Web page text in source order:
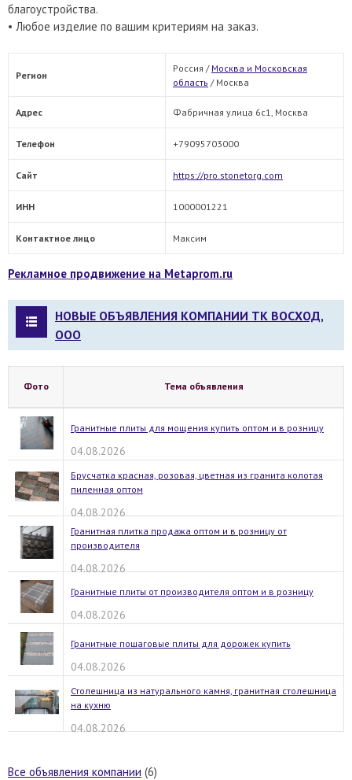
благоустройства.
• Любое изделие по вашим критериям на заказ.
Регион
Россия / Москва и Московская
область / Москва
Адрес Фабричная улица 6с1, Москва
Телефон +79095703000
Сайт https://pro.stonetorg.com
ИНН 1000001221
Контактное лицо Максим
Рекламное продвижение на Metaprom.ru
НОВЫЕ ОБЪЯВЛЕНИЯ КОМПАНИИ ТК ВОСХОД,
ООО
Фото Тема объявления
Гранитные плиты для мощения купить оптом и в розницу
04.08.2026
Брусчатка красная, розовая, цветная из гранита колотая
пиленная оптом
04.08.2026
Гранитная плитка продажа оптом и в розницу от
производителя
04.08.2026
Гранитные плиты от производителя оптом и в розницу
04.08.2026
Гранитные пошаговые плиты для дорожек купить
04.08.2026
Столешница из натурального камня, гранитная столешница
на кухню
04.08.2026
Все объявления компании (6)